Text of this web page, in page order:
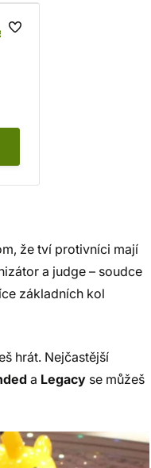
že tví protivníci mají
a judge – soudce
základních kol
hrát. Nejčastější
a Legacy se můžeš